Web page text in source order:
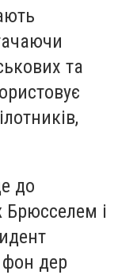
та
до
Брюсселем і
фон дер